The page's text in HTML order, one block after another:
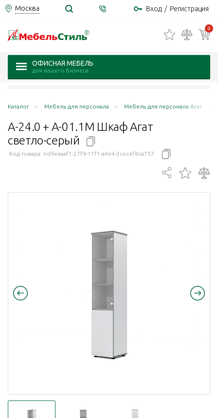
Москва Вход / Регистрация
0
ОФИСНАЯ МЕБЕЛЬ
для вашего бизнеса
Каталог Мебель для персонала Мебель для персонала Агат
А-24.0 + А-01.1М Шкаф Агат
светло-серый
Код товара: nd9eaaaf1-27f9-11f1-a4e4-3cecef8ca757